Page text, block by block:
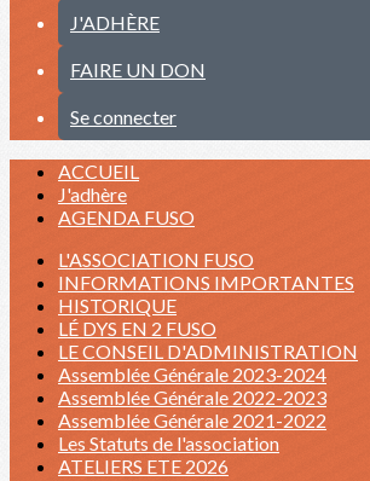
J'ADHÈRE
FAIRE UN DON
Se connecter
ACCUEIL
J'adhère
AGENDA FUSO
L'ASSOCIATION FUSO
INFORMATIONS IMPORTANTES
HISTORIQUE
LÉ DYS EN 2 FUSO
LE CONSEIL D'ADMINISTRATION
Assemblée Générale 2023-2024
Assemblée Générale 2022-2023
Assemblée Générale 2021-2022
Les Statuts de l'association
ATELIERS ETE 2026